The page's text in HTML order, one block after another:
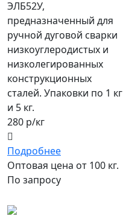
ЭЛБ52У,
предназначенный для
ручной дуговой сварки
низкоуглеродистых и
низколегированных
конструкционных
сталей. Упаковки по 1 кг
и 5 кг.
280 р/кг
Подробнее
Оптовая цена от 100 кг.
По запросу